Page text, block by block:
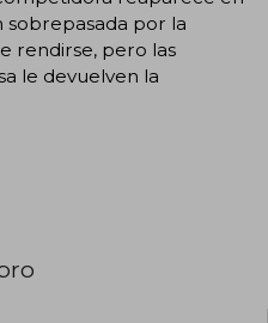
sobrepasada por la
rendirse, pero las
le devuelven la